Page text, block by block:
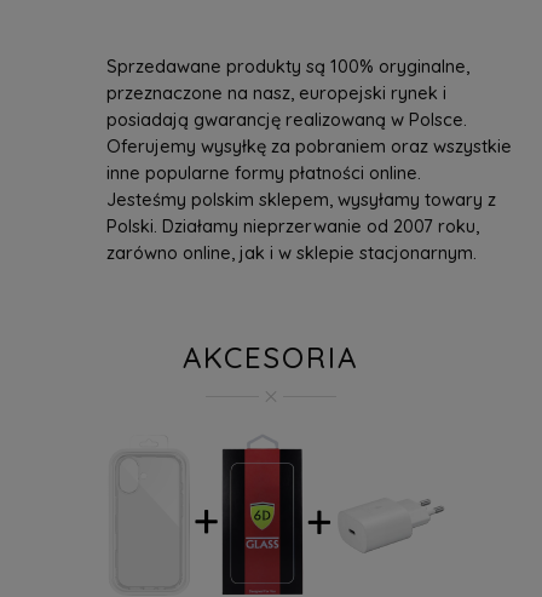
Sprzedawane produkty są 100% oryginalne,
przeznaczone na nasz, europejski rynek i
posiadają gwarancję realizowaną w Polsce.
Oferujemy wysyłkę za pobraniem oraz wszystkie
inne popularne formy płatności online.
Jesteśmy polskim sklepem, wysyłamy towary z
Polski. Działamy nieprzerwanie od 2007 roku,
zarówno online, jak i w sklepie stacjonarnym.
AKCESORIA